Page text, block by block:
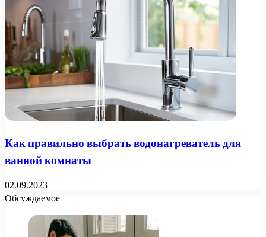
Как правильно выбрать водонагреватель для
ванной комнаты
02.09.2023
Обсуждаемое